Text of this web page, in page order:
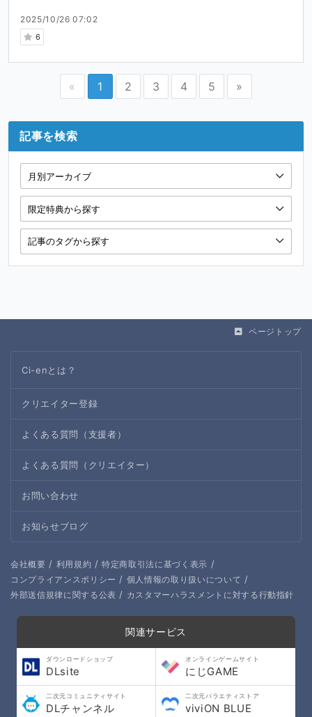
2025/10/26 07:02
6
« 1 2 3 4 5 »
記事を検索
ページトップ
Ci-enとは？
クリエイター登録
よくある質問（支援者）
よくある質問（クリエイター）
お問い合わせ
お知らせブログ
会社概要 / 利用規約 / 特定商取引法に基づく表示 /
コンプライアンスポリシー / 個人情報の取り扱いについて /
外部送信規律に関する公表 / カスタマーハラスメントに対する行動指針
関連サービス
ダウンロードショップ
DLsite
オンラインゲームサイト
にじGAME
二次元コミュニティサイト
DLチャンネル
二次元バラエティストア
viviON BLUE